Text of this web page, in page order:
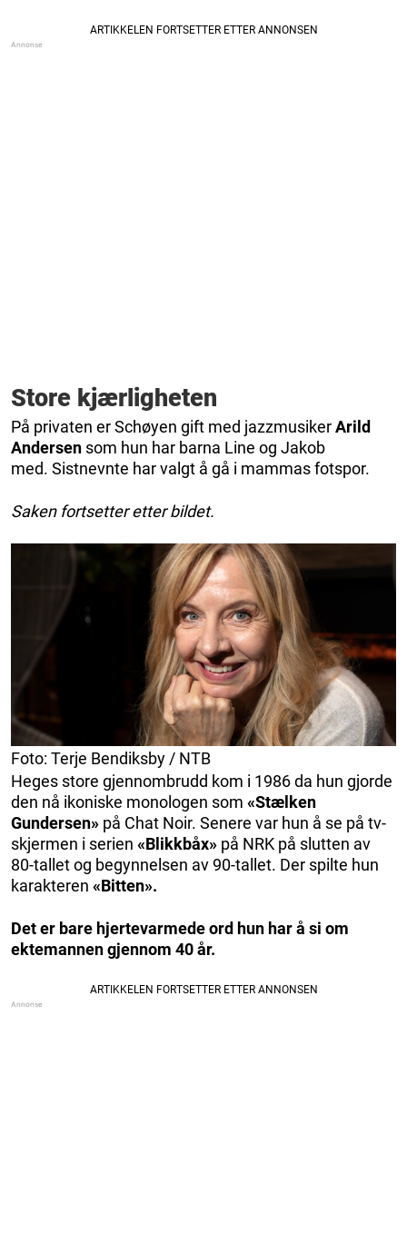
Store kjærligheten
På privaten er Schøyen gift med jazzmusikerArild
Andersen som hun har barna Line og Jakob
med. Sistnevnte har valgt å gå i mammas fotspor.
Saken fortsetter etter bildet.
Foto: Terje Bendiksby / NTB
Heges store gjennombrudd kom i 1986 da hun gjorde
den nå ikoniske monologen som «Stælken
Gundersen» på Chat Noir. Senere var hun å se på tv-
skjermen i serien «Blikkbåx» på NRK på slutten av
80-tallet og begynnelsen av 90-tallet. Der spilte hun
karakteren «Bitten».
Det er bare hjertevarmede ord hun har å si om
ektemannen gjennom 40 år.